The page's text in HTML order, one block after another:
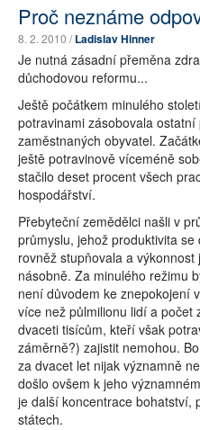
Proč neznáme
8. 2. 2010 /Ladislav Hinner
Je nutná zásadní přeměna
důchodovou reformu...
Ještě počátkem minulého
potravinami zásobovala
zaměstnaných obyvatel.
ještě potravinově víceméně
stačilo deset procent všech
hospodářství.
Přebyteční zemědělci našli v
průmyslu, jehož produktivita
rovněž stupňovala a
násobně. Za minulého režimu
není důvodem ke znepokojení
více než půlmilionu lidí a počet
dvaceti tisícům, kteří však
záměrně?) zajistit nemohou.
za dvacet let nijak významně
došlo ovšem k jeho
je další koncentrace bohatství,
státech.